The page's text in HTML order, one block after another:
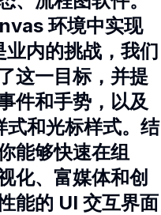
环境中实现
内的挑战，我们
这一目标，并提
件和手势，以及
式和光标样式。结
能够快速在组
化、富媒体和创
能的 UI 交互界面